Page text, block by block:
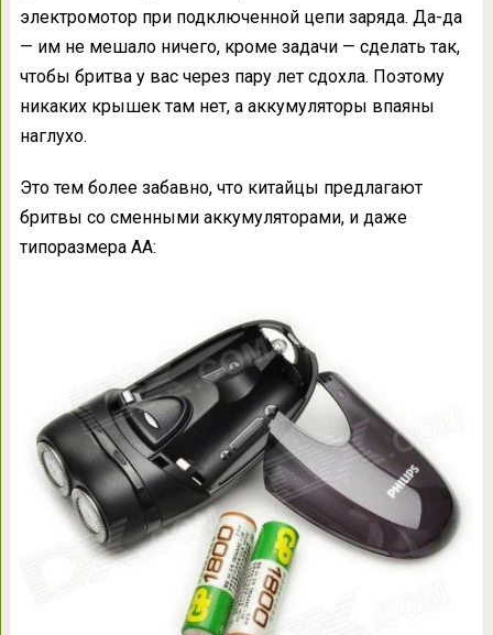
электромотор при подключенной цепи заряда. Да-да
— им не мешало ничего, кроме задачи — сделать так,
чтобы бритва у вас через пару лет сдохла. Поэтому
никаких крышек там нет, а аккумуляторы впаяны
наглухо.
Это тем более забавно, что китайцы предлагают
бритвы со сменными аккумуляторами, и даже
типоразмера АА: